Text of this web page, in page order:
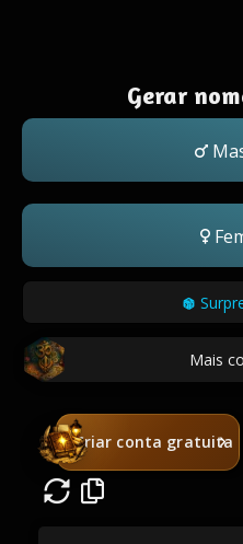
Gerar
Mais
Criar conta gratuita